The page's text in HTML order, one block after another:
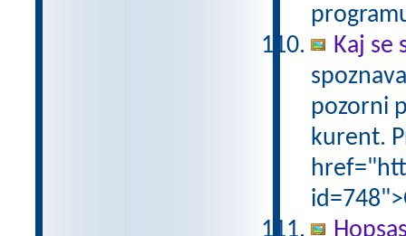
Kaj se
pozorni
kurent.